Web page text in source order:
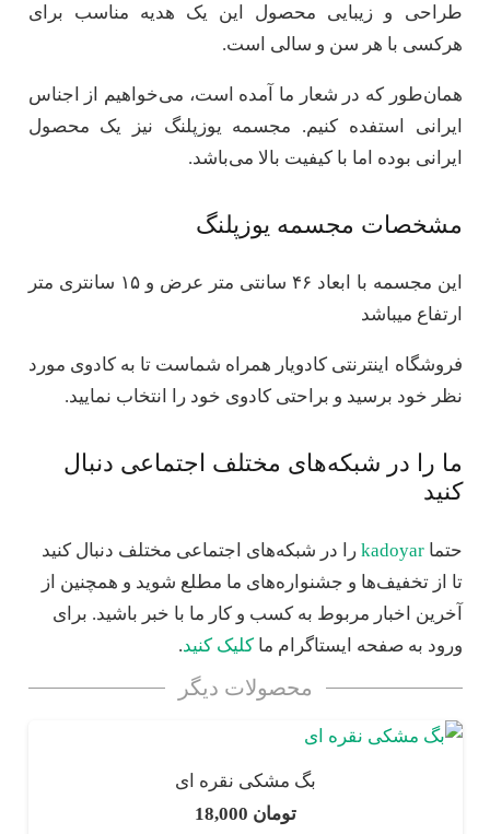
طراحی و زیبایی محصول این یک هدیه مناسب برای
هرکسی با هر سن و سالی است.
همان‌طور که در شعار ما آمده است، می‌خواهیم از اجناس
ایرانی استفده کنیم. مجسمه یوزپلنگ نیز یک محصول
ایرانی بوده اما با کیفیت بالا می‌باشد.
مشخصات مجسمه یوزپلنگ
این مجسمه با ابعاد ۴۶ سانتی متر عرض و ۱۵ سانتری متر
ارتفاع میباشد
فروشگاه اینترنتی کادویار همراه شماست تا به کادوی مورد
نظر خود برسید و براحتی کادوی خود را انتخاب نمایید.
ما را در شبکه‌های مختلف اجتماعی دنبال
کنید
حتماkadoyar را در شبکه‌های اجتماعی مختلف دنبال کنید
تا از تخفیف‌ها و جشنواره‌های ما مطلع شوید و همچنین از
آخرین اخبار مربوط به کسب و کار ما با خبر باشید. برای
ورود به صفحه ایستاگرام ماکلیک کنید.
محصولات دیگر
بگ مشکی نقره ای
تومان